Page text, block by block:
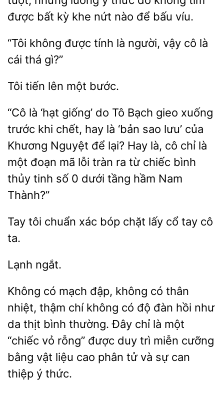
được bất kỳ khe nứt nào để bấu víu.
được tính là người, vậy cô là
cái thá
lên một
“Cô là ‘hạt giống’ do
Bạch gieo xuống
trước khi chết, hay
‘bản sao lưu’ của
Khương Nguyệt để lại? Hay là, cô chỉ là
một đoạn mã lỗi tràn ra từ chiếc
thủy tinh số 0 dưới tầng hầm Nam
Thành?”
Tay tôi chuẩn
bóp chặt lấy cổ
ta.
có mạch đập, không có thân
nhiệt, thậm chí không có độ đàn hồi như
da thịt
thường. Đây chỉ là một
“chiếc vỏ rỗng” được duy
miễn cưỡng
bằng vật liệu cao phân tử và sự can
thiệp ý thức.